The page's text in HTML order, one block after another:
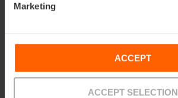
Marketing
ACCEPT
ACCEPT SELECTION